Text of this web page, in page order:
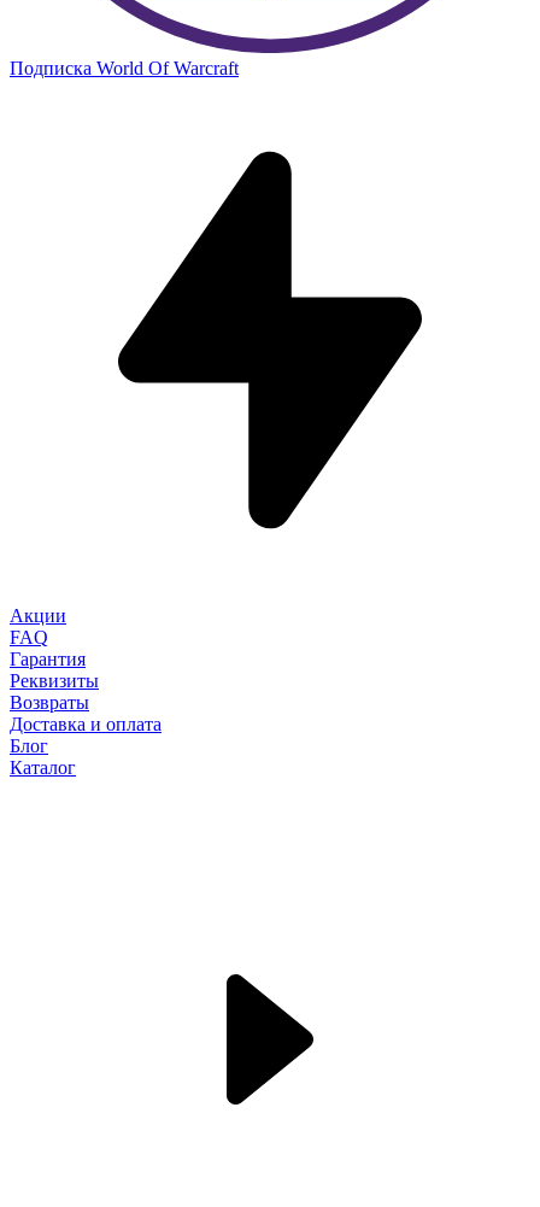
Подписка World Of Warcraft
Акции
FAQ
Гарантия
Реквизиты
Возвраты
Доставка и оплата
Блог
Каталог